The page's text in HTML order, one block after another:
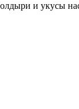
и укусы